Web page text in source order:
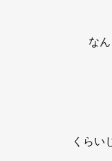
な
くらい